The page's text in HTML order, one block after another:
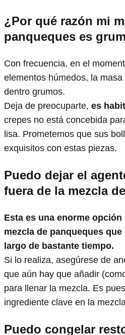
¿Por qué razón mi
panqueques es
Con frecuencia, en el
elementos húmedos, la
dentro grumos.
Deja de preocuparte, es
crepes no está concebida
lisa. Prometemos que sus
exquisitos con estas piezas.
Puedo dejar el
fuera de la mezcla
Esta es una enorme
mezcla de panqueques
largo de bastante tiempo.
Si lo realiza, asegúrese de
que aún hay que añadir
para llenar la mezcla. Es
ingrediente clave en la
Puedo congelar